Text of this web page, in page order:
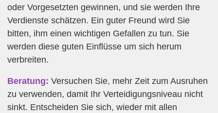
oder Vorgesetzten gewinnen, und sie werden Ihre
Verdienste schätzen. Ein guter Freund wird Sie
bitten, ihm einen wichtigen Gefallen zu tun. Sie
werden diese guten Einflüsse um sich herum
verbreiten.
Beratung: Versuchen Sie, mehr Zeit zum Ausruhen
zu verwenden, damit Ihr Verteidigungsniveau nicht
sinkt. Entscheiden Sie sich, wieder mit allen